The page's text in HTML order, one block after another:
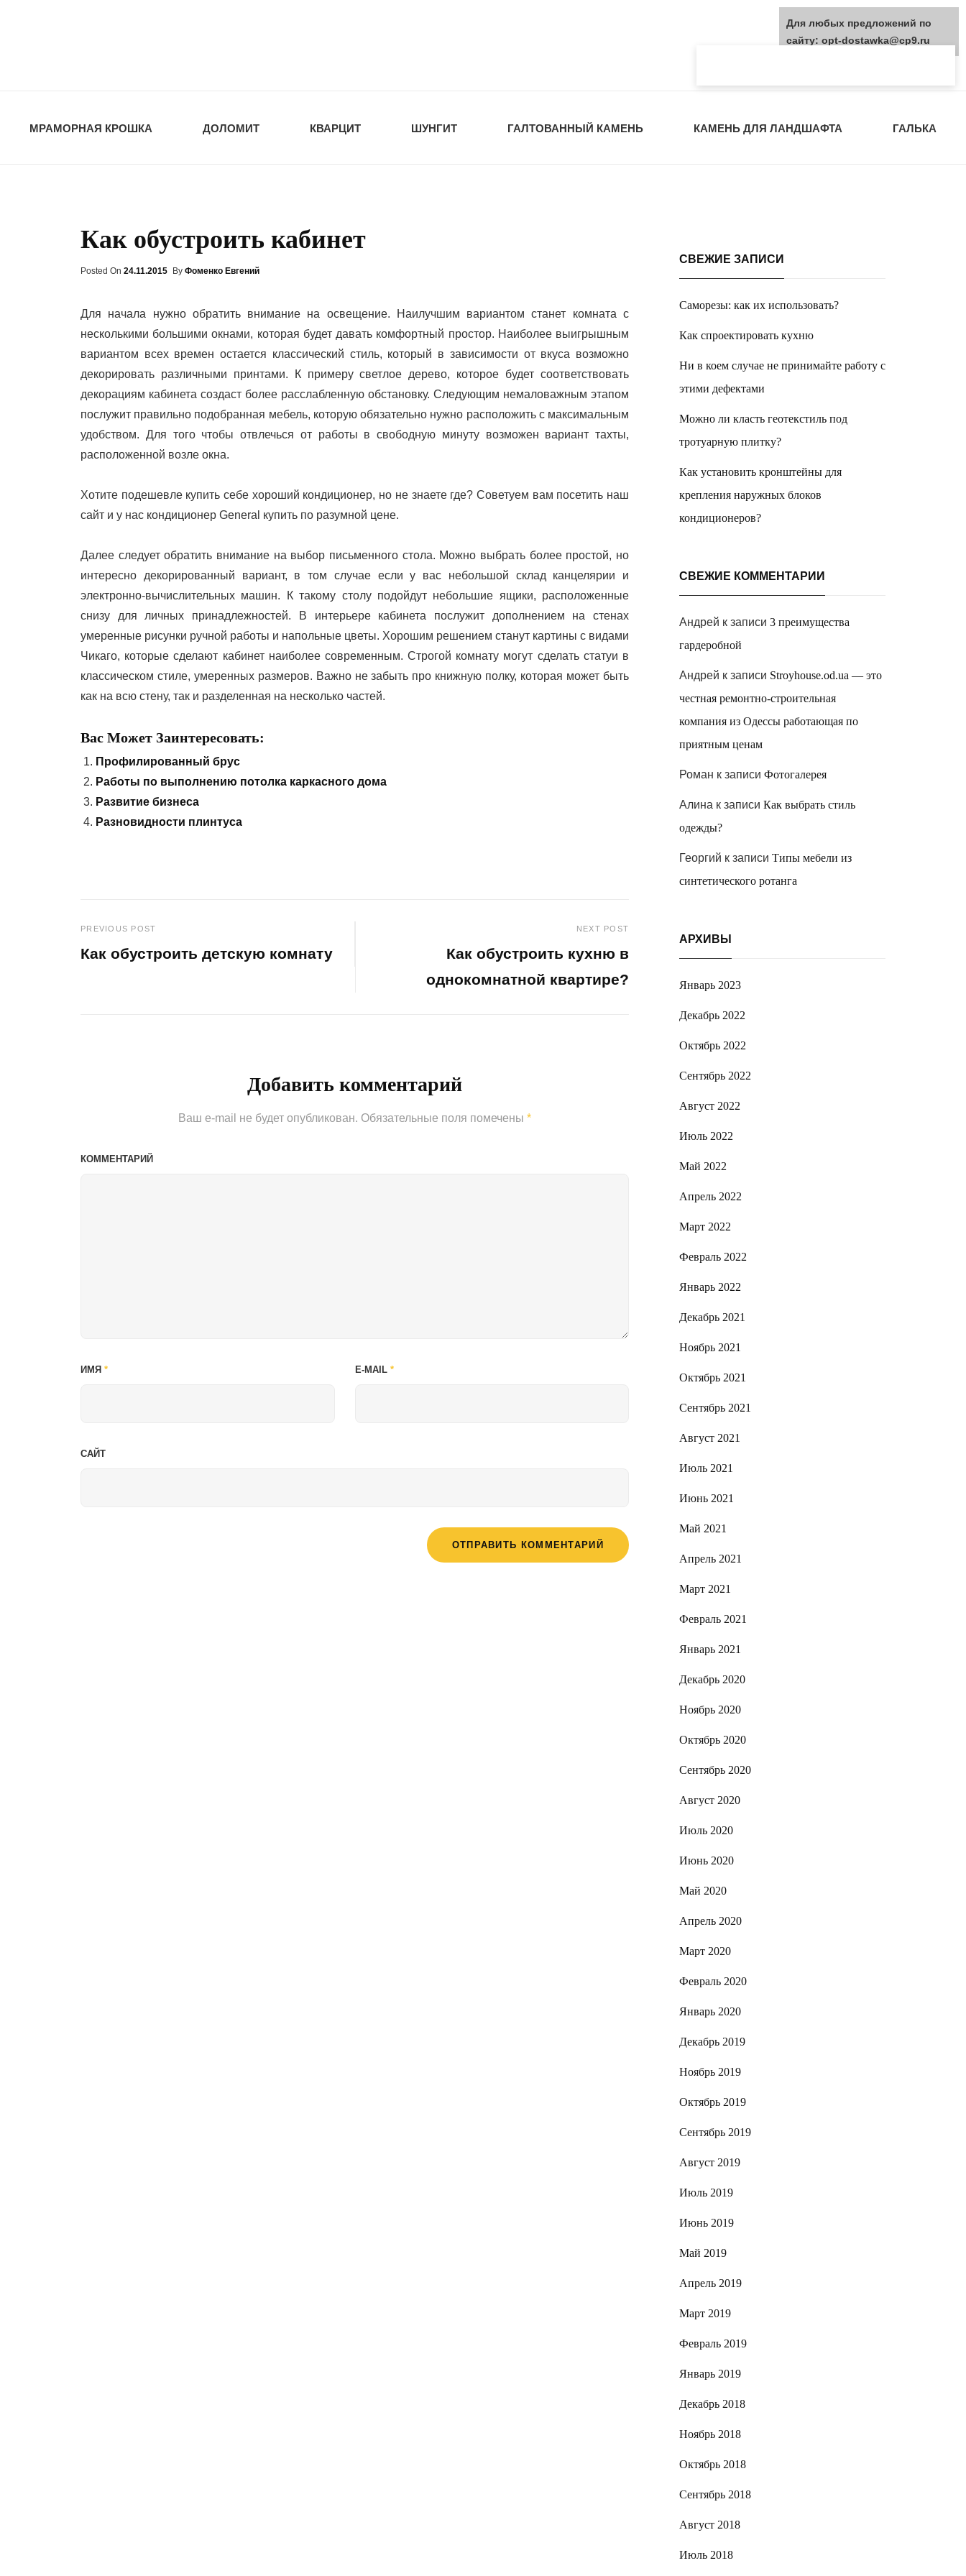
МРАМОРНАЯ КРОШКА ДОЛОМИТ КВАРЦИТ ШУНГИТ ГАЛТОВАННЫЙ КАМЕНЬ КАМЕНЬ ДЛЯ ЛАНДШАФТА ГАЛЬКА
Как обустроить кабинет
Posted On Posted
24.11.2015 By Фоменко Евгений
Для начала нужно обратить внимание на освещение. Наилучшим вариантом станет комната с
несколькими большими окнами, которая будет давать комфортный простор. Наиболее выигрышным
вариантом всех времен остается классический стиль, который в зависимости от вкуса возможно
декорировать различными принтами. К примеру светлое дерево, которое будет соответствовать
декорациям кабинета создаст более расслабленную обстановку. Следующим немаловажным этапом
послужит правильно подобранная мебель, которую обязательно нужно расположить с максимальным
удобством. Для того чтобы отвлечься от работы в свободную минуту возможен вариант тахты,
расположенной возле окна.
Хотите подешевле купить себе хороший кондиционер, но не знаете где? Советуем вам посетить наш
сайт и у нас кондиционер General купить по разумной цене.
Далее следует обратить внимание на выбор письменного стола. Можно выбрать более простой, но
интересно декорированный вариант, в том случае если у вас небольшой склад канцелярии и
электронно-вычислительных машин. К такому столу подойдут небольшие ящики, расположенные
снизу для личных принадлежностей. В интерьере кабинета послужит дополнением на стенах
умеренные рисунки ручной работы и напольные цветы. Хорошим решением станут картины с видами
Чикаго, которые сделают кабинет наиболее современным. Строгой комнату могут сделать статуи в
классическом стиле, умеренных размеров. Важно не забыть про книжную полку, которая может быть
как на всю стену, так и разделенная на несколько частей.
Вас Может Заинтересовать:
Профилированный брус
Работы по выполнению потолка каркасного дома
Развитие бизнеса
Разновидности плинтуса
Навигация
PREVIOUS POST
Как обустроить детскую комнату
NEXT POST
Как обустроить кухню в
однокомнатной квартире?
Добавить комментарий
Ваш e-mail не будет опубликован. Обязательные поля помечены *
КОММЕНТАРИЙ
ИМЯ * E-MAIL *
САЙТ
СВЕЖИЕ ЗАПИСИ
Саморезы: как их использовать?
Как спроектировать кухню
Ни в коем случае не принимайте работу с
этими дефектами
Можно ли класть геотекстиль под
тротуарную плитку?
Как установить кронштейны для
крепления наружных блоков
кондиционеров?
СВЕЖИЕ КОММЕНТАРИИ
Андрей к записи 3 преимущества
гардеробной
Андрей к записи Stroyhouse.od.ua — это
честная ремонтно-строительная
компания из Одессы работающая по
приятным ценам
Роман к записи Фотогалерея
Алина к записи Как выбрать стиль
одежды?
Георгий к записи Типы мебели из
синтетического ротанга
АРХИВЫ
Январь 2023
Декабрь 2022
Октябрь 2022
Сентябрь 2022
Август 2022
Июль 2022
Май 2022
Апрель 2022
Март 2022
Февраль 2022
Январь 2022
Декабрь 2021
Ноябрь 2021
Октябрь 2021
Сентябрь 2021
Август 2021
Июль 2021
Июнь 2021
Май 2021
Апрель 2021
Март 2021
Февраль 2021
Январь 2021
Декабрь 2020
Ноябрь 2020
Октябрь 2020
Сентябрь 2020
Август 2020
Июль 2020
Июнь 2020
Май 2020
Апрель 2020
Март 2020
Февраль 2020
Январь 2020
Декабрь 2019
Ноябрь 2019
Октябрь 2019
Сентябрь 2019
Август 2019
Июль 2019
Июнь 2019
Май 2019
Апрель 2019
Март 2019
Февраль 2019
Январь 2019
Декабрь 2018
Ноябрь 2018
Октябрь 2018
Сентябрь 2018
Август 2018
Июль 2018
Для любых предложений по
сайту: opt-dostawka@cp9.ru